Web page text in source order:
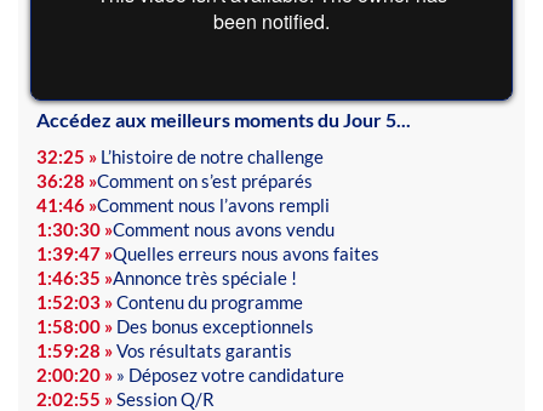
Accédez aux meilleurs moments du Jour 5...
32:25 » L’histoire de notre challenge
36:28 »Comment on s’est préparés
41:46 »Comment nous l’avons rempli
1:30:30 »Comment nous avons vendu
1:39:47 »Quelles erreurs nous avons faites
1:46:35 »Annonce très spéciale !
1:52:03 »Contenu du programme
1:58:00 » Des bonus exceptionnels
1:59:28 »Vos résultats garantis
2:00:20 » » Déposez votre candidature
2:02:55 » Session Q/R